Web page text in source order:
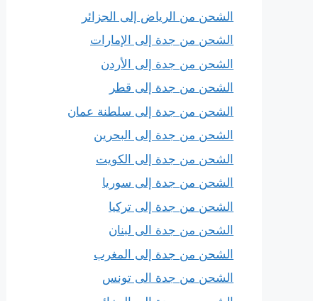
الشحن من الرياض إلى الجزائر
الشحن من جدة إلى الإمارات
الشحن من جدة إلى الأردن
الشحن من جدة إلى قطر
الشحن من جدة إلى سلطنة عمان
الشحن من جدة إلى البحرين
الشحن من جدة إلى الكويت
الشحن من جدة إلى سوريا
الشحن من جدة إلى تركيا
الشحن من جدة الى لبنان
الشحن من جدة إلى المغرب
الشحن من جدة الى تونس